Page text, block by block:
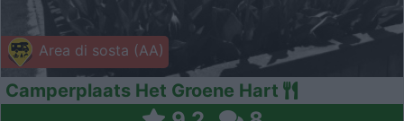
Area di sosta (AA)
Camperplaats Het Groene Hart